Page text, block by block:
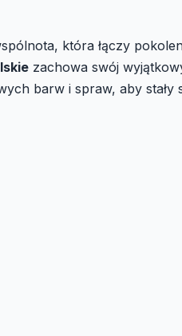
która łączy
zachowa swój
barw i spraw, aby stały